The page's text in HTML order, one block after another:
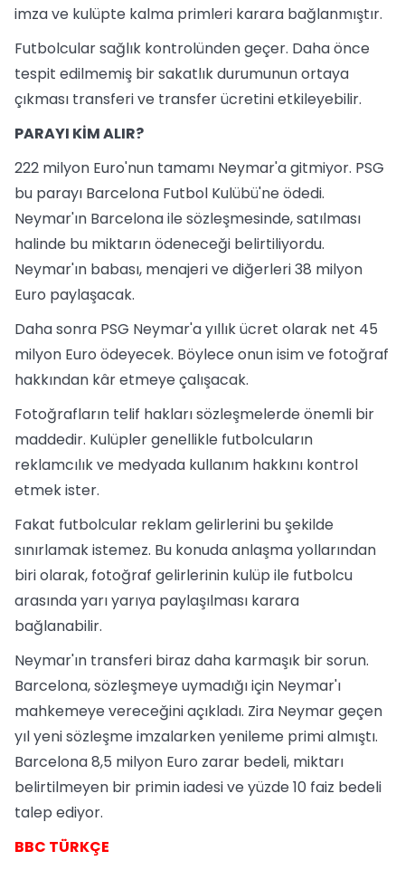
imza ve kulüpte kalma primleri karara bağlanmıştır.
Futbolcular sağlık kontrolünden geçer. Daha önce
tespit edilmemiş bir sakatlık durumunun ortaya
çıkması transferi ve transfer ücretini etkileyebilir.
PARAYI KİM ALIR?
222 milyon Euro'nun tamamı Neymar'a gitmiyor. PSG
bu parayı Barcelona Futbol Kulübü'ne ödedi.
Neymar'ın Barcelona ile sözleşmesinde, satılması
halinde bu miktarın ödeneceği belirtiliyordu.
Neymar'ın babası, menajeri ve diğerleri 38 milyon
Euro paylaşacak.
Daha sonra PSG Neymar'a yıllık ücret olarak net 45
milyon Euro ödeyecek. Böylece onun isim ve fotoğraf
hakkından kâr etmeye çalışacak.
Fotoğrafların telif hakları sözleşmelerde önemli bir
maddedir. Kulüpler genellikle futbolcuların
reklamcılık ve medyada kullanım hakkını kontrol
etmek ister.
Fakat futbolcular reklam gelirlerini bu şekilde
sınırlamak istemez. Bu konuda anlaşma yollarından
biri olarak, fotoğraf gelirlerinin kulüp ile futbolcu
arasında yarı yarıya paylaşılması karara
bağlanabilir.
Neymar'ın transferi biraz daha karmaşık bir sorun.
Barcelona, sözleşmeye uymadığı için Neymar'ı
mahkemeye vereceğini açıkladı. Zira Neymar geçen
yıl yeni sözleşme imzalarken yenileme primi almıştı.
Barcelona 8,5 milyon Euro zarar bedeli, miktarı
belirtilmeyen bir primin iadesi ve yüzde 10 faiz bedeli
talep ediyor.
BBC TÜRKÇE